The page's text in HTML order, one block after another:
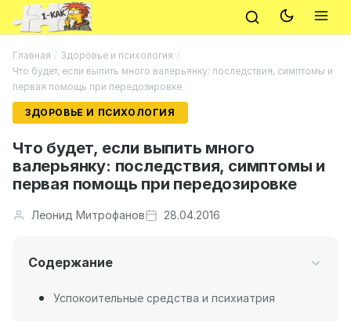
Главная / Здоровье и психология /
Что будет, если выпить много валерьянку: последствия, симптомы и
первая помощь при передозировке
ЗДОРОВЬЕ И ПСИХОЛОГИЯ
Что будет, если выпить много
валерьянку: последствия, симптомы и
первая помощь при передозировке
Леонид Митрофанов 28.04.2016
Содержание
Успокоительные средства и психиатрия